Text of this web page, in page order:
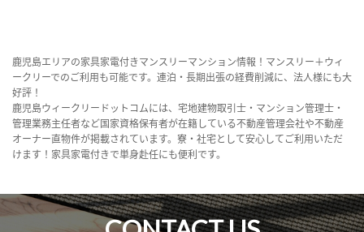
鹿児島エリアの家具家電付きマンスリーマンション情報！マンスリー＋ウィ
ークリーでのご利用も可能です。連泊・長期出張の経費削減に、法人様にも大
好評！
鹿児島ウィークリードットコムには、宅地建物取引士・マンション管理士・
管理業務主任者など国家資格保有者が在籍している不動産管理会社や不動産
オーナー直物件が掲載されています。寮・社宅として安心してご利用いただ
けます！家具家電付きで単身赴任にも便利です。